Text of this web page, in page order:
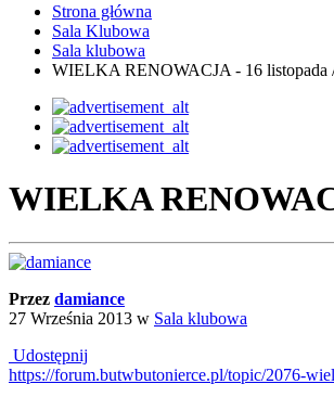
Strona główna
Sala Klubowa
Sala klubowa
WIELKA RENOWACJA - 16 listopada
WIELKA
Przez damiance
27 Września 2013 w Sala klubowa
Udostępnij
https://forum.butwbutonierce.pl/topic/2076-